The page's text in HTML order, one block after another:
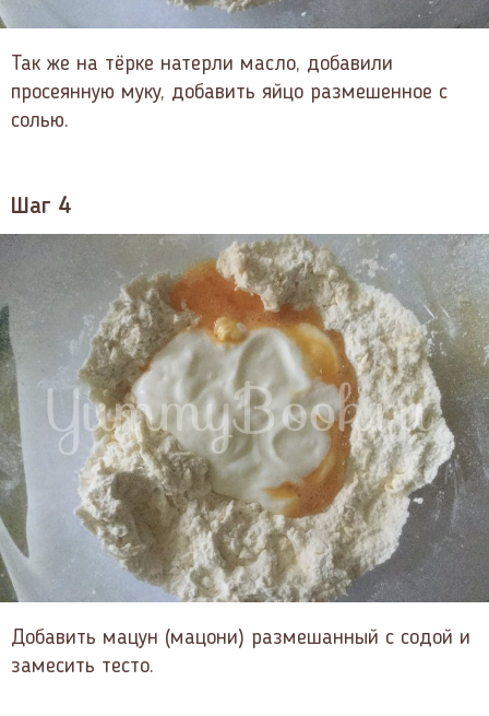
Так же на тёрке натерли масло, добавили
просеянную муку, добавить яйцо размешенное с
солью.
Шаг 4
Добавить мацун (мацони) размешанный с содой и
замесить тесто.